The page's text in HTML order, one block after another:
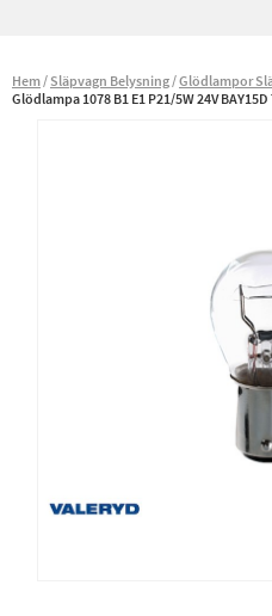
Hem Släpvagn Belysning Glödlampor
Glödlampa 1078 B1 E1 P21/5W 24V